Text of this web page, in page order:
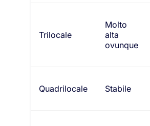
Trilocale
Molto
alta
ovunque
Quadrilocale Stabile